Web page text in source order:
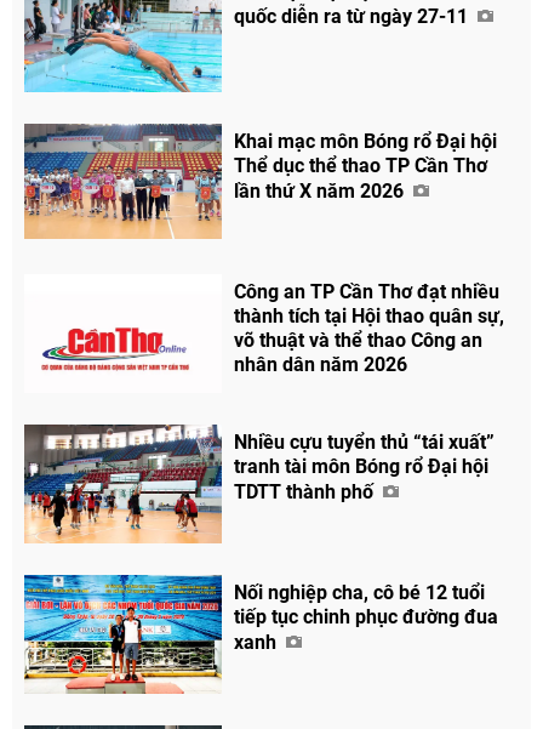
quốc diễn ra từ ngày 27-11
Khai mạc môn Bóng rổ Đại hội
Thể dục thể thao TP Cần Thơ
lần thứ X năm 2026
Công an TP Cần Thơ đạt nhiều
thành tích tại Hội thao quân sự,
võ thuật và thể thao Công an
nhân dân năm 2026
Nhiều cựu tuyển thủ “tái xuất”
tranh tài môn Bóng rổ Đại hội
TDTT thành phố
Nối nghiệp cha, cô bé 12 tuổi
tiếp tục chinh phục đường đua
xanh